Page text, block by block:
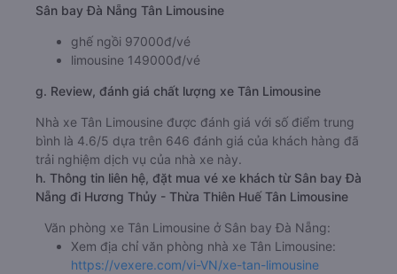
Sân bay Đà Nẵng Tân Limousine
ghế ngồi 97000đ/vé
limousine 149000đ/vé
g. Review, đánh giá chất lượng xe Tân Limousine
Nhà xe Tân Limousine được đánh giá với số điểm trung
bình là 4.6/5 dựa trên 646 đánh giá của khách hàng đã
trải nghiệm dịch vụ của nhà xe này.
h. Thông tin liên hệ, đặt mua vé xe khách từ Sân bay Đà
Nẵng đi Hương Thủy - Thừa Thiên Huế Tân Limousine
Văn phòng xe Tân Limousine ở Sân bay Đà Nẵng:
Xem địa chỉ văn phòng nhà xe Tân Limousine:
https://vexere.com/vi-VN/xe-tan-limousine